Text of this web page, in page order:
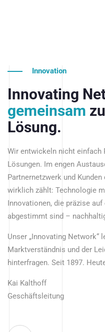
Innovation
Innovating
gemeinsam
Lösung.
Wir entwickeln nicht
Lösungen. Im engen
Partnernetzwerk und
wirklich zählt: Technologie
Innovationen, die präzise
abgestimmt sind –
Unser „Innovating Network“
Marktverständnis und der
hinterfragen. Seit 1897.
Kai Kalthoff
Geschäftsleitung